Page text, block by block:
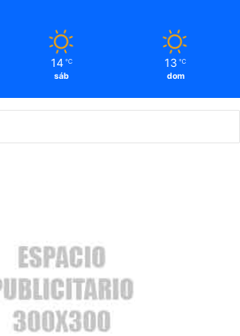
14 ℃
sáb
13 ℃
dom